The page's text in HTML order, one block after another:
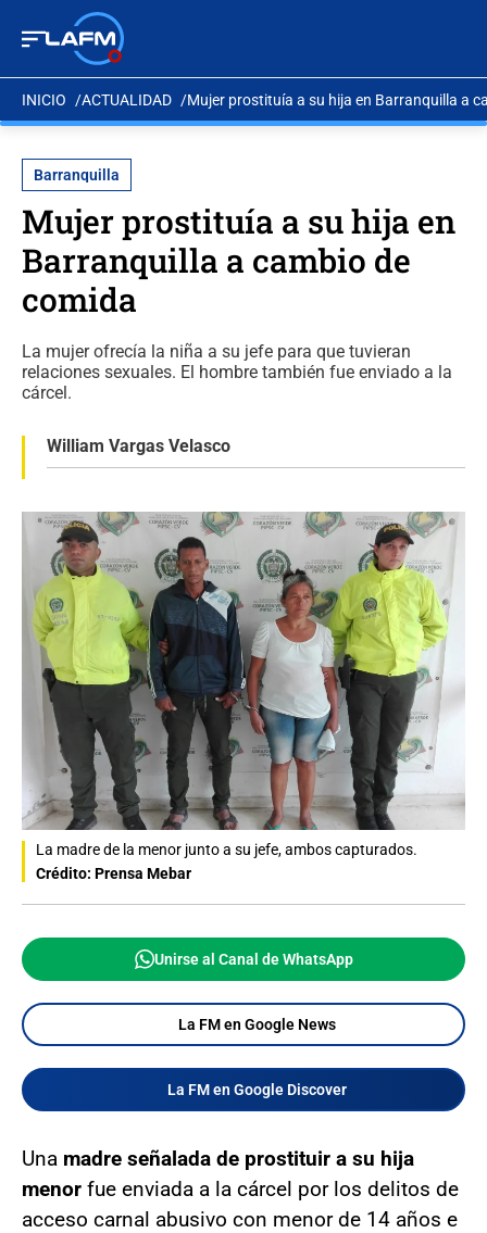
INICIO ACTUALIDAD Mujer prostituía a su hija en Barranquilla a
Barranquilla
Mujer prostituía a su hija en
Barranquilla a cambio de
comida
La mujer ofrecía la niña a su jefe para que tuvieran
relaciones sexuales. El hombre también fue enviado a la
cárcel.
William Vargas Velasco
La madre de la menor junto a su jefe, ambos capturados.
Crédito: Prensa Mebar
Unirse al Canal de WhatsApp
La FM en Google News
La FM en Google Discover
Una madre señalada de prostituir a su hija
menor fue enviada a la cárcel por los delitos de
acceso carnal abusivo con menor de 14 años e